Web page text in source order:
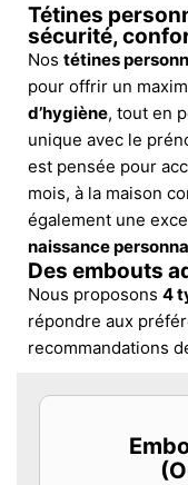
Tétines
sécurité,
Nos tétines
pour offrir un
d’hygiène, tout en
unique avec le
est pensée pour
mois, à la maison
également une
naissance
Des embouts
Nous proposons 4
répondre aux
recommandations